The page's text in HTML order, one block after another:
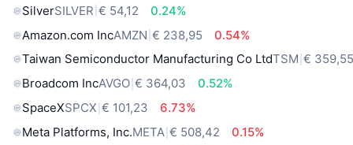
SilverSILVER € 54,12
0.24%
Amazon.com IncAMZN € 238,95
0.54%
Taiwan Semiconductor Manufacturing Co LtdTSM €
Broadcom IncAVGO € 364,03
0.52%
SpaceXSPCX € 101,23
6.73%
Meta Platforms, Inc.META € 508,42
0.15%